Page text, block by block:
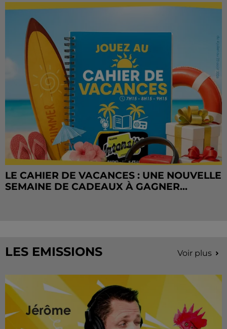
LE CAHIER DE VACANCES : UNE NOUVELLE
SEMAINE DE CADEAUX À GAGNER...
LES EMISSIONS Voir plus